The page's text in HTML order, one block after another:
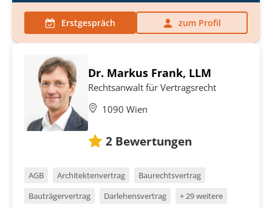
Erstgespräch zum Profil
Dr. Markus Frank, LLM
Rechtsanwalt für Vertragsrecht
1090 Wien
2 Bewertungen
AGB Architektenvertrag
Baurechtsvertrag
Bauträgervertrag
Darlehensvertrag + 29 weitere